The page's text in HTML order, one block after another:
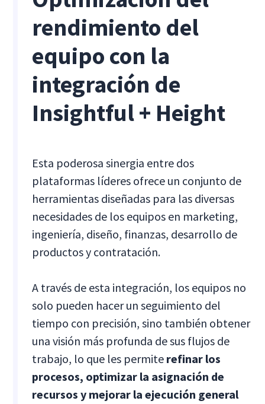
rendimiento del
equipo con la
integración de
Insightful + Height
Esta poderosa sinergia entre dos
plataformas líderes ofrece un conjunto de
herramientas diseñadas para las diversas
necesidades de los equipos en marketing,
ingeniería, diseño, finanzas, desarrollo de
productos y contratación.
A través de esta integración, los equipos no
solo pueden hacer un seguimiento del
tiempo con precisión, sino también obtener
una visión más profunda de sus flujos de
trabajo, lo que les permite refinar los
procesos, optimizar la asignación de
recursos y mejorar la ejecución general